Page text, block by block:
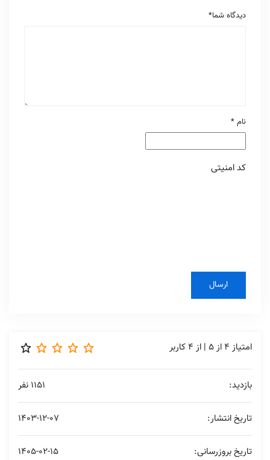
دیدگاه شما*
نام *
کد امنیتی
امتیاز 4 از5 | از 4 کاربر
بازدید: 1151 نفر
تاریخ انتشار: 1403-12-07
تاریخ بروزرسانی: 1405-02-15